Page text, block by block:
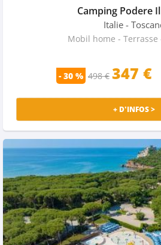
Camping Podere
Italie -
Mobil home - Terrasse
- 30 % 498 € 347 €
+ D'INFOS >